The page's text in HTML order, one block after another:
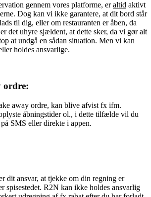
gennem vores platforme, eraltid aktivt
Dog kan vi ikke garantere, at dit bord står
til dig, eller om restauranten er åben, da
det uhyre sjældent, at dette sker, da vi gør alt
at undgå en sådan situation. Men vi kan
holdes ansvarlige.
ordre:
away ordre, kan blive afvist fx ifm.
åbningstider ol., i dette tilfælde vil du
SMS eller direkte i appen.
dit ansvar, at tjekke om din regning er
spisestedet. R2N kan ikke holdes ansvarlig